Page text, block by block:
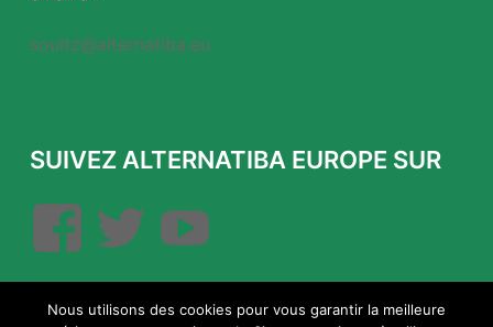
soultz@alternatiba.eu
SUIVEZ ALTERNATIBA EUROPE SUR
Facebook
Twitter
Nous utilisons des cookies pour vous garantir la meilleure